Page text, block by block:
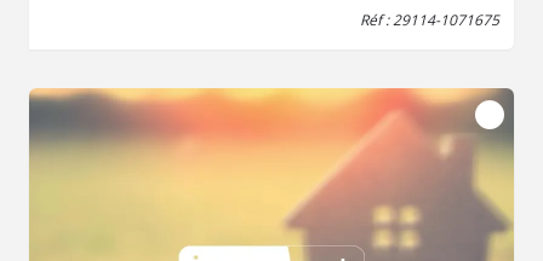
Réf : 29114-1071675